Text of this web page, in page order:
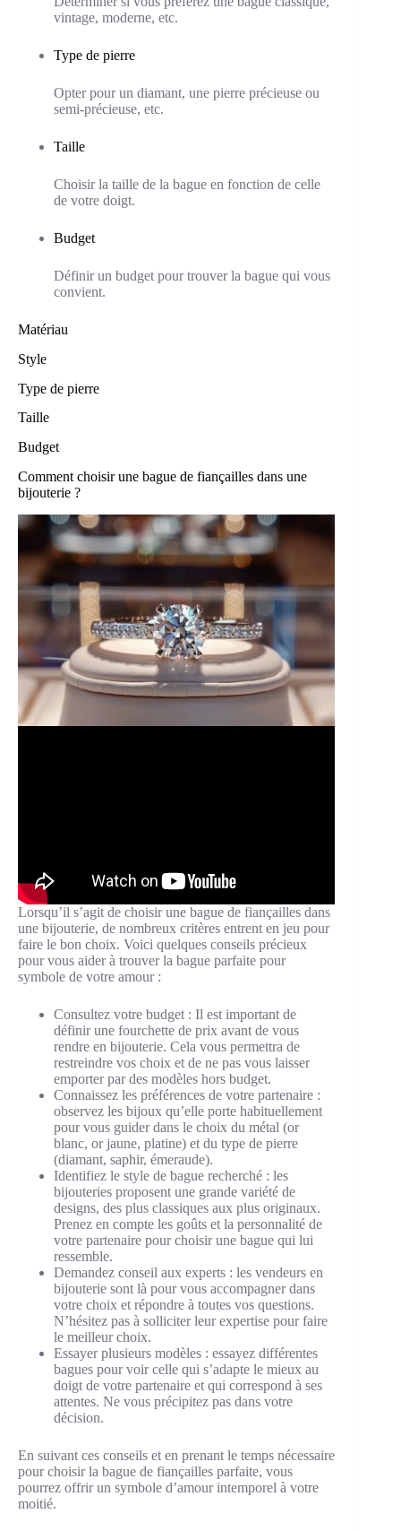
vintage, moderne, etc.
Type de pierre
Opter pour un diamant, une pierre précieuse ou
semi-précieuse, etc.
Taille
Choisir la taille de la bague en fonction de celle
de votre doigt.
Budget
Définir un budget pour trouver la bague qui vous
convient.
Matériau
Style
Type de pierre
Taille
Budget
Comment choisir une bague de fiançailles dans une
bijouterie ?
Lorsqu’il s’agit de choisir une bague de fiançailles dans
une bijouterie, de nombreux critères entrent en jeu pour
faire le bon choix. Voici quelques conseils précieux
pour vous aider à trouver la bague parfaite pour
symbole de votre amour :
Consultez votre budget : Il est important de
définir une fourchette de prix avant de vous
rendre en bijouterie. Cela vous permettra de
restreindre vos choix et de ne pas vous laisser
emporter par des modèles hors budget.
Connaissez les préférences de votre partenaire :
observez les bijoux qu’elle porte habituellement
pour vous guider dans le choix du métal (or
blanc, or jaune, platine) et du type de pierre
(diamant, saphir, émeraude).
Identifiez le style de bague recherché : les
bijouteries proposent une grande variété de
designs, des plus classiques aux plus originaux.
Prenez en compte les goûts et la personnalité de
votre partenaire pour choisir une bague qui lui
ressemble.
Demandez conseil aux experts : les vendeurs en
bijouterie sont là pour vous accompagner dans
votre choix et répondre à toutes vos questions.
N’hésitez pas à solliciter leur expertise pour faire
le meilleur choix.
Essayer plusieurs modèles : essayez différentes
bagues pour voir celle qui s’adapte le mieux au
doigt de votre partenaire et qui correspond à ses
attentes. Ne vous précipitez pas dans votre
décision.
En suivant ces conseils et en prenant le temps nécessaire
pour choisir la bague de fiançailles parfaite, vous
pourrez offrir un symbole d’amour intemporel à votre
moitié.